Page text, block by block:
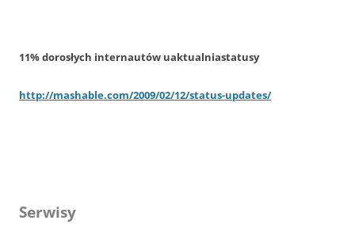
11% dorosłych internautów uaktualniastatusy
http://mashable.com/2009/02/12/status-updates/
Serwisy